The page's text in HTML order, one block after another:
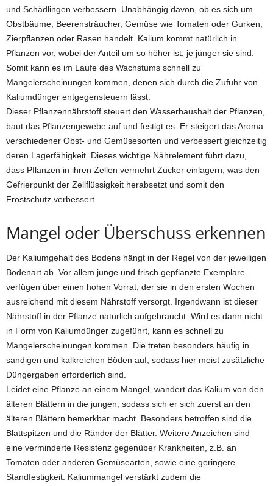
und Schädlingen verbessern. Unabhängig davon, ob es sich um
Obstbäume, Beerensträucher, Gemüse wie Tomaten oder Gurken,
Zierpflanzen oder Rasen handelt. Kalium kommt natürlich in
Pflanzen vor, wobei der Anteil um so höher ist, je jünger sie sind.
Somit kann es im Laufe des Wachstums schnell zu
Mangelerscheinungen kommen, denen sich durch die Zufuhr von
Kaliumdünger entgegensteuern lässt.
Dieser Pflanzennährstoff steuert den Wasserhaushalt der Pflanzen,
baut das Pflanzengewebe auf und festigt es. Er steigert das Aroma
verschiedener Obst- und Gemüsesorten und verbessert gleichzeitig
deren Lagerfähigkeit. Dieses wichtige Nährelement führt dazu,
dass Pflanzen in ihren Zellen vermehrt Zucker einlagern, was den
Gefrierpunkt der Zellflüssigkeit herabsetzt und somit den
Frostschutz verbessert.
Mangel oder Überschuss erkennen
Der Kaliumgehalt des Bodens hängt in der Regel von der jeweiligen
Bodenart ab. Vor allem junge und frisch gepflanzte Exemplare
verfügen über einen hohen Vorrat, der sie in den ersten Wochen
ausreichend mit diesem Nährstoff versorgt. Irgendwann ist dieser
Nährstoff in der Pflanze natürlich aufgebraucht. Wird es dann nicht
in Form von Kaliumdünger zugeführt, kann es schnell zu
Mangelerscheinungen kommen. Die treten besonders häufig in
sandigen und kalkreichen Böden auf, sodass hier meist zusätzliche
Düngergaben erforderlich sind.
Leidet eine Pflanze an einem Mangel, wandert das Kalium von den
älteren Blättern in die jungen, sodass sich er sich zuerst an den
älteren Blättern bemerkbar macht. Besonders betroffen sind die
Blattspitzen und die Ränder der Blätter. Weitere Anzeichen sind
eine verminderte Resistenz gegenüber Krankheiten, z.B. an
Tomaten oder anderen Gemüsearten, sowie eine geringere
Standfestigkeit. Kaliummangel verstärkt zudem die